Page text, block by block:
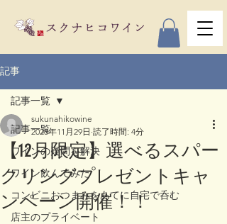
記事
記事一覧
ワインの疑問を解決
ワイン飲んでみた
コンビニおつまみをあてに自宅で呑む
店主のプライベート
記事一覧
【12月限定】選べるスパー
クリングプレゼントキャ
ンペーン開催！！
sukunahikowine
2025年11月29日 読了時間: 4分